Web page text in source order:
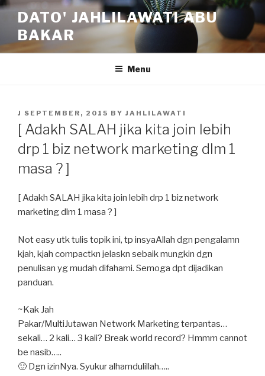
Skip
content
DATO' JAHLILAWATI ABU
BAKAR
Menu
POSTED
ON
J SEPTEMBER, 2015 BY JAHLILAWATI
[ Adakh SALAH jika kita join lebih
drp 1 biz network marketing dlm 1
masa ? ]
[ Adakh SALAH jika kita join lebih drp 1 biz network
marketing dlm 1 masa ? ]
Not easy utk tulis topik ini, tp insyaAllah dgn pengalamn
kjah, kjah compactkn jelaskn sebaik mungkin dgn
penulisan yg mudah difahami. Semoga dpt dijadikan
panduan.
~Kak Jah
Pakar/MultiJutawan Network Marketing terpantas…
sekali… 2 kali… 3 kali? Break world record? Hmmm cannot
be nasib…..
🙂 Dgn izinNya. Syukur alhamdulillah…..